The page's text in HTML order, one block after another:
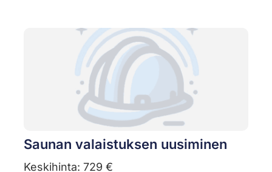
Saunan valaistuksen uusiminen
Keskihinta: 729 €